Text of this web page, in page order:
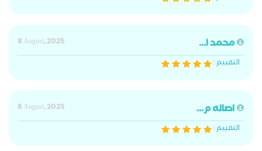
محمد ا...
8 August, 2025
التقييم :
اصاله م...
8 August, 2025
التقييم :